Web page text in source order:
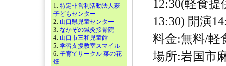
1. 特定非営利活動法人萩
子どもセンター
2. 山口県児童センター
3. なかぞの鍼灸接骨院
4. 山口市三和児童館
5. 学習支援教室スマイル
6. 子育てサークル 菜の花
畑
12:30(軽食
13:30) 開演
料金:無料/軽
場所:岩国市